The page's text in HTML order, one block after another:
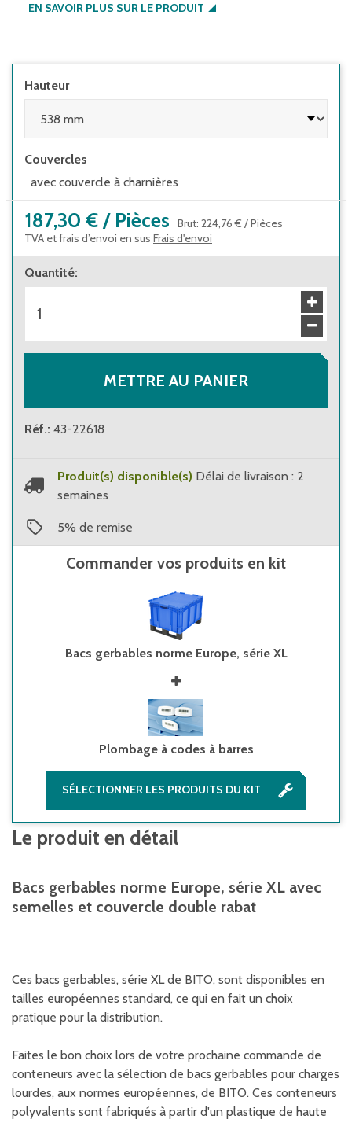
barrières lumineuses ne reconnaissent pas
du même coloris que le bac.
EN SAVOIR PLUS SUR LE PRODUIT
Hauteur
Couvercles
avec couvercle à charnières
187,30 € / Pièces Brut: 224,76 € /Pièces
TVA et frais d’envoi en sus Frais d'envoi
Quantité:
METTRE AU PANIER
Réf.: 43-22618
Produit(s) disponible(s) Délai de livraison : 2
semaines
5% de remise
Commander vos produits en kit
Bacs gerbables norme Europe, série XL
Plombage à codes à barres
SÉLECTIONNER LES PRODUITS DU KIT
Le produit en détail
Bacs gerbables norme Europe, série XL avec
semelles et couvercle double rabat
Ces bacs gerbables, série XL de BITO, sont disponibles en
tailles européennes standard, ce qui en fait un choix
pratique pour la distribution.
Faites le bon choix lors de votre prochaine commande de
conteneurs avec la sélection de bacs gerbables pour charges
lourdes, aux normes européennes, de BITO. Ces conteneurs
polyvalents sont fabriqués à partir d'un plastique de haute